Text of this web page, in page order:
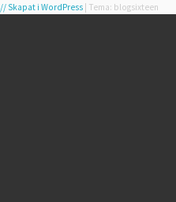
// Skapat i WordPress | Tema: blogsixteen